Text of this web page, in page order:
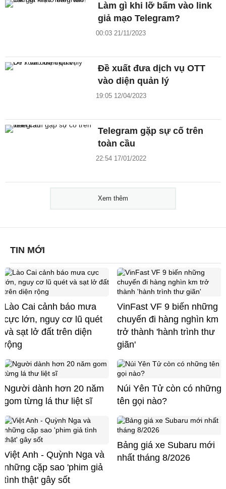
Làm gì khi lỡ bấm vào link
giả mạo Telegram?
00:03 21/11/2023
Đề xuất đưa dịch vụ OTT
vào diện quản lý
19:05 12/04/2023
Telegram gặp sự cố trên
toàn cầu
22:54 17/01/2022
Xem thêm
TIN MỚI
Lào Cai cảnh báo mưa
cực lớn, nguy cơ lũ quét
và sạt lở đất trên diện
rộng
VinFast VF 9 biến những
chuyến đi hàng nghìn km
trở thành 'hành trình thư
giãn'
Người dành hơn 20 năm
gom từng lá thư liệt sĩ
Núi Yên Tử còn có những
tên gọi nào?
Việt Anh - Quỳnh Nga và
những cặp sao 'phim giả
tình thật' gây sốt
Bảng giá xe Subaru mới
nhất tháng 8/2026